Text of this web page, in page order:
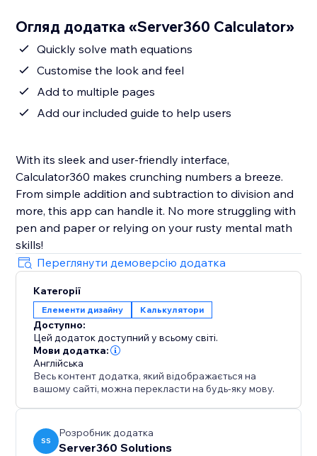
Огляд додатка «Server360 Calculator»
Quickly solve math equations
Customise the look and feel
Add to multiple pages
Add our included guide to help users
With its sleek and user-friendly interface,
Calculator360 makes crunching numbers a breeze.
From simple addition and subtraction to division and
more, this app can handle it. No more struggling with
pen and paper or relying on your rusty mental math
skills!
Переглянути демоверсію додатка
Категорії
Елементи дизайну Калькулятори
Доступно:
Цей додаток доступний у всьому світі.
Мови додатка:
Англійська
Весь контент додатка, який відображається на
вашому сайті, можна перекласти на будь-яку мову.
SS
Розробник додатка
Server360 Solutions